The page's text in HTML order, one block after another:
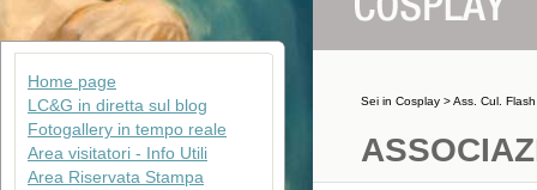
Home page
LC&G in diretta sul blog
Fotogallery in tempo reale
Area visitatori - Info Utili
Area Riservata Stampa
Sei in Cosplay >Ass. Cul.